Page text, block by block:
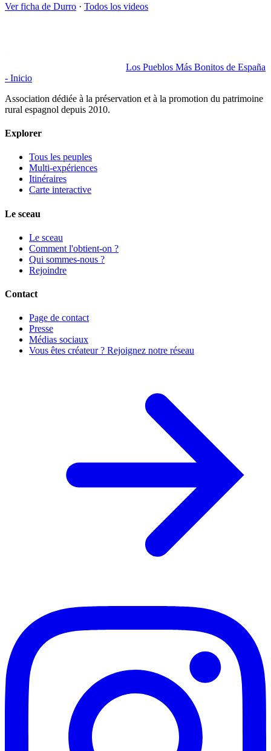
Ver ficha de Durro · Todos los videos
Los Pueblos Más Bonitos de España
- Inicio
Association dédiée à la préservation et à la promotion du patrimoine
rural espagnol depuis 2010.
Explorer
Tous les peuples
Multi-expériences
Itinéraires
Carte interactive
Le sceau
Le sceau
Comment l'obtient-on ?
Qui sommes-nous ?
Rejoindre
Contact
Page de contact
Presse
Médias sociaux
Vous êtes créateur ? Rejoignez notre réseau